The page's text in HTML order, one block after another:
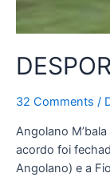
32 Comments /
Angolano
acordo foi
Angolano) e a